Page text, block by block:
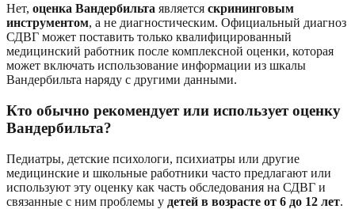
Нет, оценка Вандербильта является скрининговым
инструментом, а не диагностическим. Официальный диагноз
СДВГ может поставить только квалифицированный
медицинский работник после комплексной оценки, которая
может включать использование информации из шкалы
Вандербильта наряду с другими данными.
Кто обычно рекомендует или использует оценку
Вандербильта?
Педиатры, детские психологи, психиатры или другие
медицинские и школьные работники часто предлагают или
используют эту оценку как часть обследования на СДВГ и
связанные с ним проблемы у детей в возрасте от 6 до 12 лет.